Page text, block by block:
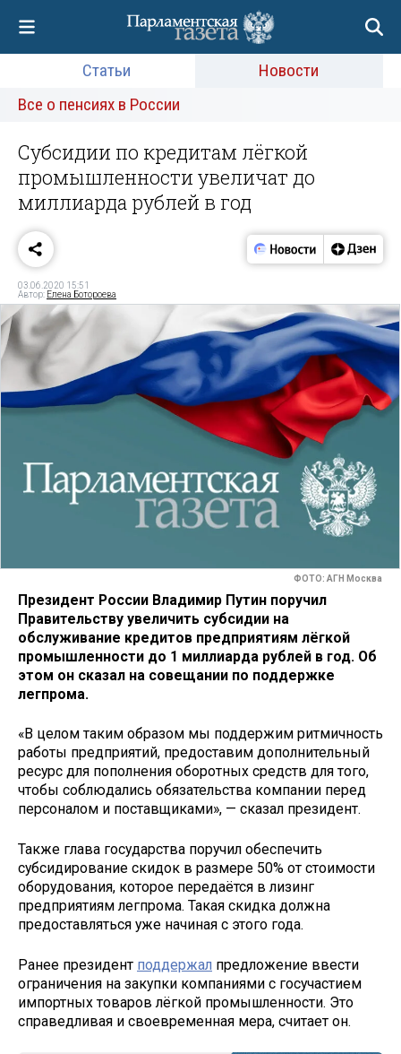
Статьи
Новости
Все о пенсиях в России
Субсидии по кредитам лёгкой
промышленности увеличат до
миллиарда рублей в год
03.06.2020 15:51
Автор: Елена Ботороева
ФОТО: АГН Москва
Президент России Владимир Путин поручил
Правительству увеличить субсидии на
обслуживание кредитов предприятиям лёгкой
промышленности до 1 миллиарда рублей в год. Об
этом он сказал на совещании по поддержке
легпрома.
«В целом таким образом мы поддержим ритмичность
работы предприятий, предоставим дополнительный
ресурс для пополнения оборотных средств для того,
чтобы соблюдались обязательства компании перед
персоналом и поставщиками», — сказал президент.
Также глава государства поручил обеспечить
субсидирование скидок в размере 50% от стоимости
оборудования, которое передаётся в лизинг
предприятиям легпрома. Такая скидка должна
предоставляться уже начиная с этого года.
Ранее президент поддержал предложение ввести
ограничения на закупки компаниями с госучастием
импортных товаров лёгкой промышленности. Это
справедливая и своевременная мера, считает он.